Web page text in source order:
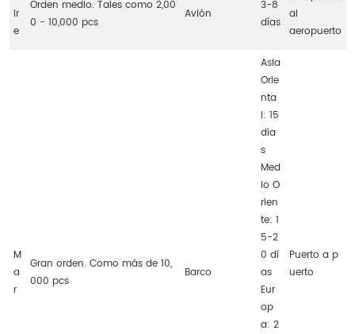
ir
e
Orden medio. Tales como 2,00
0 - 10,000 pcs
Avión
3-8
días
al
aeropuerto
M
a
r
Gran orden. Como más de 10,
000 pcs
Barco
Asia
Orie
nta
l: 15
día
s
Med
io O
rien
te: 1
5-2
0 dí
as
Eur
op
a: 2
Puerto a p
uerto